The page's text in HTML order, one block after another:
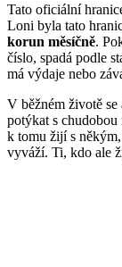
Tato oficiální
Loni byla tato
korun měsíčně.
číslo, spadá podle
má výdaje nebo
V běžném životě
potýkat s
k tomu žijí s
vyváží. Ti, kdo ale